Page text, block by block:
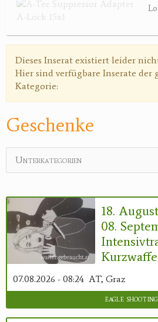
Warnmeldung
Dieses Inserat existiert leider
Hier sind verfügbare Inserate der
Kategorie:
Geschenke
Unterkategorien
18.
08.
Kurzwaffe
07.08.2026 - 08:24 AT, Graz
eagle shooting